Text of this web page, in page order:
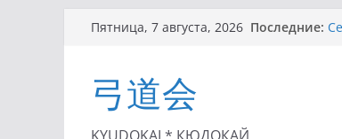
Перейти
Пятница, 7 августа, 2026 Последние:
弓道会